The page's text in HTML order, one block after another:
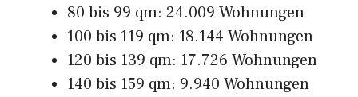
80 bis 99 qm: 24.009 Wohnungen
100 bis 119 qm: 18.144 Wohnungen
120 bis 139 qm: 17.726 Wohnungen
140 bis 159 qm: 9.940 Wohnungen